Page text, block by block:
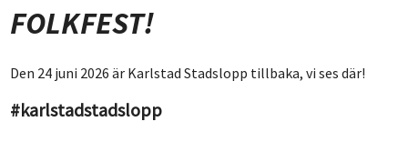
FOLKFEST!
Den 24 juni 2026 är Karlstad Stadslopp tillbaka, vi ses där!
#karlstadstadslopp